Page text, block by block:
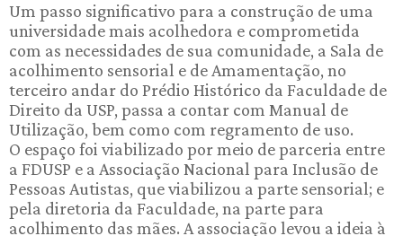
Um passo significativo para a construção de uma
universidade mais acolhedora e comprometida
com as necessidades de sua comunidade, a Sala de
acolhimento sensorial e de Amamentação, no
terceiro andar do Prédio Histórico da Faculdade de
Direito da USP, passa a contar com Manual de
Utilização, bem como com regramento de uso.
O espaço foi viabilizado por meio de parceria entre
a FDUSP e a Associação Nacional para Inclusão de
Pessoas Autistas, que viabilizou a parte sensorial; e
pela diretoria da Faculdade, na parte para
acolhimento das mães. A associação levou a ideia à